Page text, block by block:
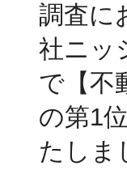
調査に
社ニッ
で【不
の第1
たしま